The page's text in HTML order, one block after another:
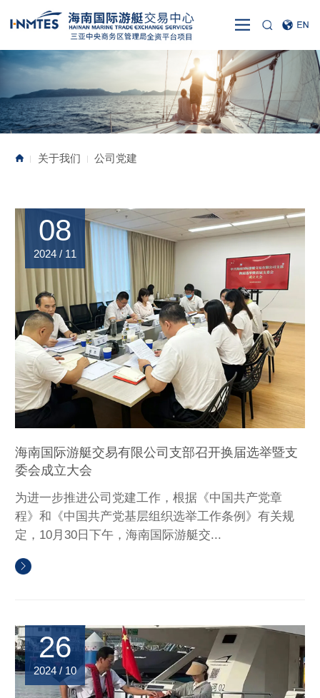
| 关于我们 | 公司党建
08
2024 / 11
海南国际游艇交易有限公司支部召开换届选举暨支
委会成立大会
为进一步推进公司党建工作，根据《中国共产党章
程》和《中国共产党基层组织选举工作条例》有关规
定，10月30日下午，海南国际游艇交...
26
2024 / 10